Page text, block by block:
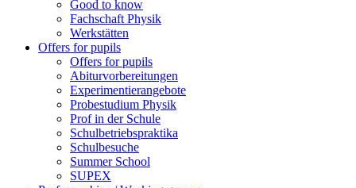
Good to know
Fachschaft Physik
Werkstätten
Offers for pupils
Offers for pupils
Abiturvorbereitungen
Experimentierangebote
Probestudium Physik
Prof in der Schule
Schulbetriebspraktika
Schulbesuche
Summer School
SUPEX